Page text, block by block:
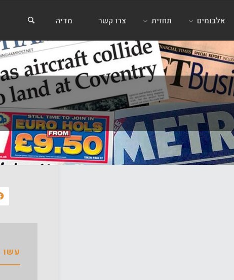
אלבומים תחזית צרו קשר מדיה
עשו LIKE לבלוג בפייסבוק